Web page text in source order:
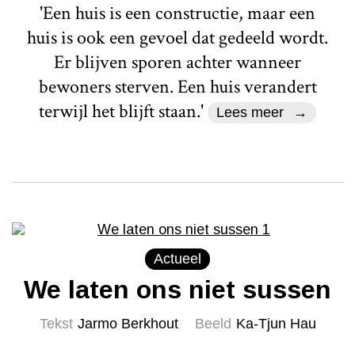
'Een huis is een constructie, maar een
huis is ook een gevoel dat gedeeld wordt.
Er blijven sporen achter wanneer
bewoners sterven. Een huis verandert
terwijl het blijft staan.'
Lees meer
Actueel
We laten ons niet sussen
Tekst Jarmo Berkhout Beeld Ka-Tjun Hau